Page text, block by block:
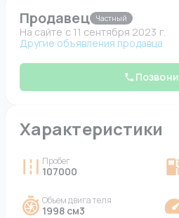
Продавец Частный
На сайте c 11 сентября 2023 г.
Другие объявления продавца
Характеристики
Пробег
107000
Объем двигателя
1998 см3